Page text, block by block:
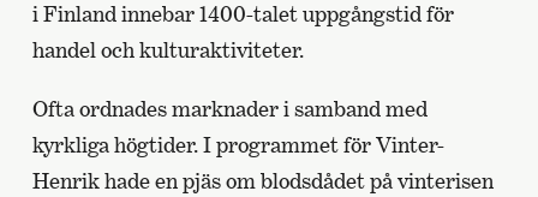
i Finland innebar 1400-talet uppgångstid för
handel och kulturaktiviteter.
Ofta ordnades marknader i samband med
kyrkliga högtider. I programmet för Vinter-
Henrik hade en pjäs om blodsdådet på vinterisen